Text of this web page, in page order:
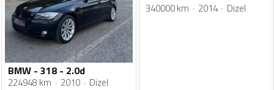
BMW - 318 - 2.0d
224948 km 2010 Dizel
340000 km 2014 Dizel